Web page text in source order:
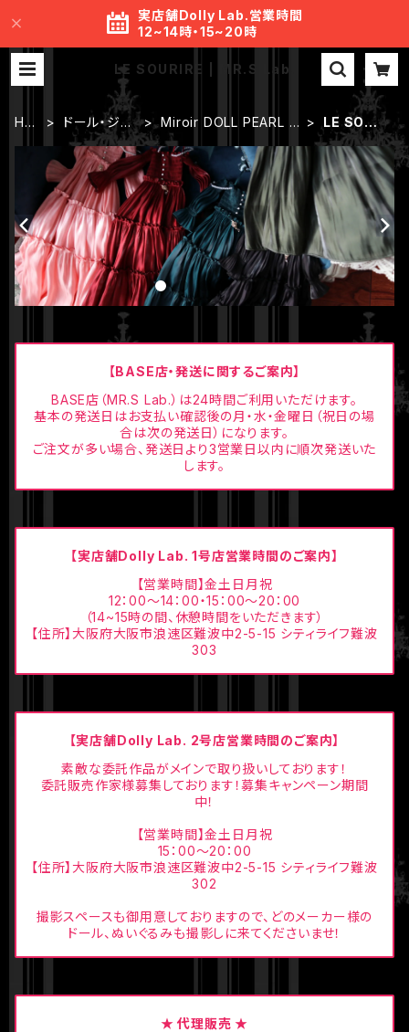
実店舗Dolly Lab.営業時間
12~14時・15~20時
LE SOURIRE | MR.S Lab.
HO
ドール・ジュ
エリー
Miroir DOLL PEARL J
EWELRY
LE SOUR
IRE
【BASE店・発送に関するご案内】
BASE店（MR.S Lab.）は24時間ご利用いただけます。
基本の発送日はお支払い確認後の月・水・金曜日（祝日の場
合は次の発送日）になります。
ご注文が多い場合、発送日より3営業日以内に順次発送いた
します。
【実店舗Dolly Lab. 1号店営業時間のご案内】
【営業時間】金土日月祝
12：00〜14：00・15：00〜20：00
（14~15時の間、休憩時間をいただきます）
【住所】大阪府大阪市浪速区難波中2-5-15 シティライフ難波
303
【実店舗Dolly Lab. 2号店営業時間のご案内】
素敵な委託作品がメインで取り扱いしております！
委託販売作家様募集しております！募集キャンペーン期間
中！
【営業時間】金土日月祝
15：00〜20：00
【住所】大阪府大阪市浪速区難波中2-5-15 シティライフ難波
302
撮影スペースも御用意しておりますので、どのメーカー様の
ドール、ぬいぐるみも撮影しに来てくださいませ！
★ 代理販売 ★